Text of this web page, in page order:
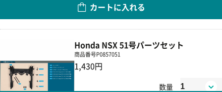
カートに入れる
Honda NSX 51号パーツセット
商品番号P0857051
1,430円
数量